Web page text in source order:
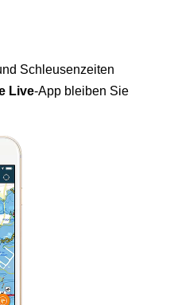
Schleusenzeiten
Live-App bleiben Sie